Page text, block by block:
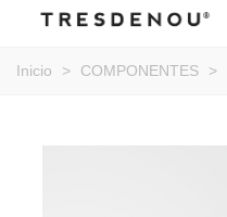
Inicio > COMPONENTES >